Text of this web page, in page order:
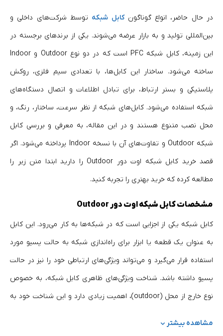
در حال حاضر، انواع گوناگونکابل شبکه توسط شرکت‌های داخلی و
بین‌المللی تولید و به بازار عرضه می‌شوند. یکی از برندهای برجسته در
این زمینه، کابل شبکه PFC است که در دو نوع Outdoor و Indoor
ساخته می‌شود. ساختار این کابل‌ها، با تعدادی سیم فلزی، روکش
پلاستیکی و بستر ارتباط، برای تبادل اطلاعات و اتصال دستگاه‌های
شبکه استفاده می‌شود. کابل‌های شبکه از نظر سرعت، ساختار، رنگ، و
محل نصب متنوع هستند و در این مقاله، به معرفی و بررسی کابل
شبکه Outdoor و تفاوت‌های آن با نسخه Indoor پرداخته می‌شود. اگر
قصد خرید کابل شبکه اوت دور Outdoor را دارید ابتدا متن زیر را
مطالعه کرده که خرید بهتری را تجربه کنید.
مشخصات کابل شبکه اوت دور Outdoor
کابل شبکه یکی از اجزایی است که در شبکه‌ها به کار می‌رود. این کابل
به عنوان یک قطعه یا ابزار برای راه‌اندازی شبکه به حالت پسیو مورد
استفاده قرار می‌گیرد و می‌تواند ویژگی‌های ارتباطی خود را نیز در حالت
پسیو داشته باشد. شناخت ویژگی‌های ظاهری کابل شبکه، به خصوص
نوع خارج از محل (outdoor)، اهمیت زیادی دارد و این شناخت خود به
مشاهده بیشتر